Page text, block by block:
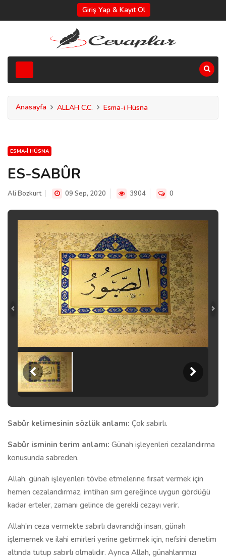
Giriş Yap & Kayıt Ol
Anasayfa ALLAH C.C. Esma-i Hüsna
ESMA-I HÜSNA
ES-SABÛR
Ali Bozkurt 09 Sep, 2020 3904 0
Sabûr kelimesinin sözlük anlamı: Çok sabırlı.
Sabûr isminin terim anlamı: Günah işleyenleri cezalandırma
konusunda sabreden.
Allah, günah işleyenleri tövbe etmelerine fırsat vermek için
hemen cezalandırmaz, imtihan sırrı gereğince uygun gördüğü
kadar erteler, zamanı gelince de gerekli cezayı verir.
Allah'ın ceza vermekte sabırlı davrandığı insan, günah
işlememek ve ilahi emirleri yerine getirmek için, nefsini denetim
altında tutup sabırlı olmalıdır. Ayrıca Allah, günahlarımızı